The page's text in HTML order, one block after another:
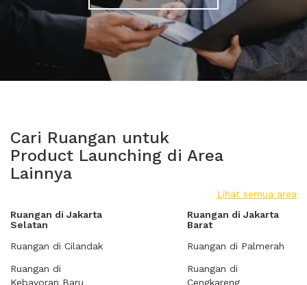
Cari Ruangan untuk
Product Launching di Area
Lainnya
Lihat semua area
Ruangan di Jakarta
Selatan
Ruangan di Cilandak
Ruangan di
Kebayoran Baru
Ruangan di Jakarta
Barat
Ruangan di Palmerah
Ruangan di
Cengkareng